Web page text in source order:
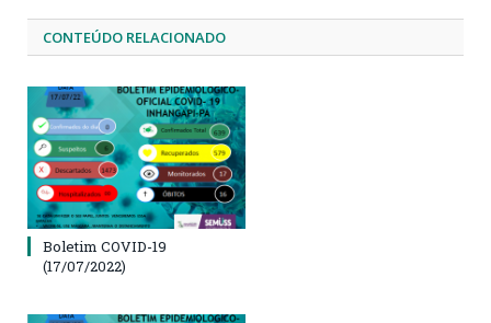
CONTEÚDO RELACIONADO
Boletim COVID-19
(17/07/2022)